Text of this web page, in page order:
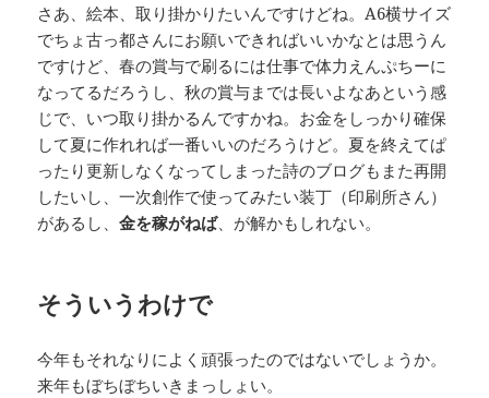
さあ、絵本、取り掛かりたいんですけどね。A6横サイズ
でちょ古っ都さんにお願いできればいいかなとは思うん
ですけど、春の賞与で刷るには仕事で体力えんぷちーに
なってるだろうし、秋の賞与までは長いよなあという感
じで、いつ取り掛かるんですかね。お金をしっかり確保
して夏に作れれば一番いいのだろうけど。夏を終えてぱ
ったり更新しなくなってしまった詩のブログもまた再開
したいし、一次創作で使ってみたい装丁（印刷所さん）
があるし、金を稼がねば、が解かもしれない。
そういうわけで
今年もそれなりによく頑張ったのではないでしょうか。
来年もぼちぼちいきまっしょい。